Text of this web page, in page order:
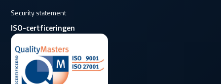
Security statement
ISO-certficeringen